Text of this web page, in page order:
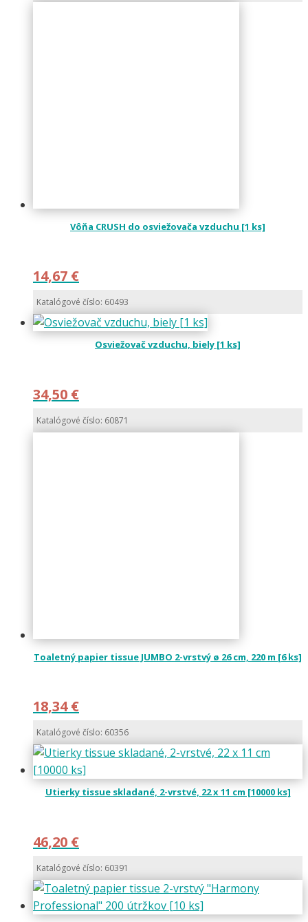
Vôňa CRUSH do osviežovača vzduchu [1 ks]
14,67 €
Katalógové číslo: 60493
Osviežovač vzduchu, biely [1 ks]
34,50 €
Katalógové číslo: 60871
Toaletný papier tissue JUMBO 2-vrstvý ø 26 cm, 220 m [6 ks]
18,34€
Katalógové číslo: 60356
Utierky tissue skladané, 2-vrstvé, 22 x 11 cm [10000 ks]
46,20 €
Katalógové číslo: 60391